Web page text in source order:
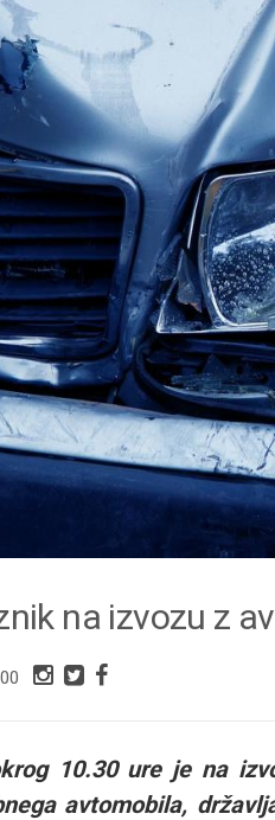
na izvozu z
10.30 ure je na
avtomobila,